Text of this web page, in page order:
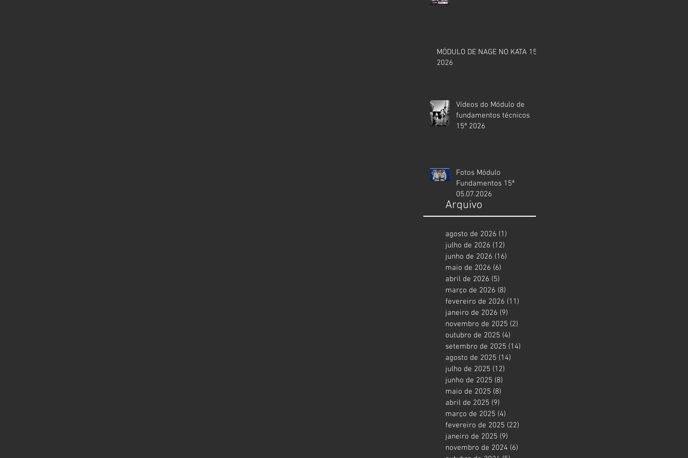
MÓDULO DE NAGE NO KATA 15ª
2026
Vídeos do Módulo de
fundamentos técnicos
15ª 2026
Fotos Módulo
Fundamentos 15ª
05.07.2026
Arquivo
agosto de 2026 (1)
julho de 2026 (12)
junho de 2026 (16)
maio de 2026 (6)
abril de 2026 (5)
março de 2026 (8)
fevereiro de 2026 (11)
janeiro de 2026 (9)
novembro de 2025 (2)
outubro de 2025 (4)
setembro de 2025 (14)
agosto de 2025 (14)
julho de 2025 (12)
junho de 2025 (8)
maio de 2025 (8)
abril de 2025 (9)
março de 2025 (4)
fevereiro de 2025 (22)
janeiro de 2025 (9)
novembro de 2024 (6)